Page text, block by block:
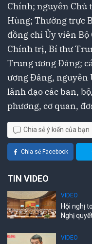
Chính; nguyên Chủ
Hùng; Thường trực
đồng chí Ủy viên
Chính trị, Bí thư
Trung ương Đảng;
ương Đảng, nguyên
lãnh đạo các ban,
phương, cơ quan,
Chia sẻ ý kiến của bạn
Chia sẻ Facebook
TIN VIDEO
VIDEO
Hội nghị
Nghị
VIDEO